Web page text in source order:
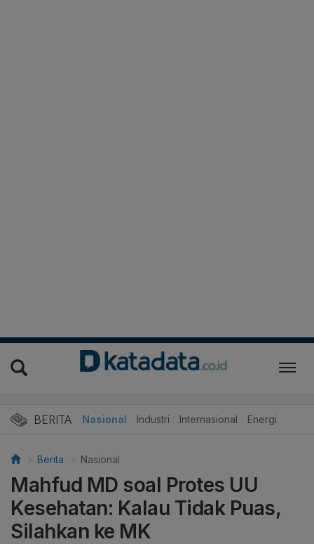
BERITA Nasional Industri Internasional Energi
Berita Nasional
Mahfud MD soal Protes UU
Kesehatan: Kalau Tidak Puas,
Silahkan ke MK